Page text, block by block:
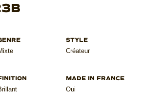
Créateur
Oui